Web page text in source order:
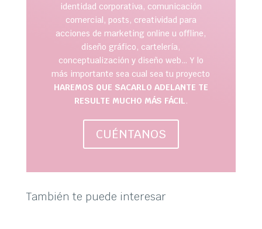
identidad corporativa, comunicación
comercial, posts, creatividad para
acciones de marketing online u offline,
diseño gráfico, cartelería,
conceptualización y diseño web… Y lo
más importante sea cual sea tu proyecto
HAREMOS QUE SACARLO ADELANTE TE
RESULTE MUCHO MÁS FÁCIL.
CUÉNTANOS
También te puede interesar